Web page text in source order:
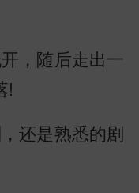
，随后走出一
!
还是熟悉的剧